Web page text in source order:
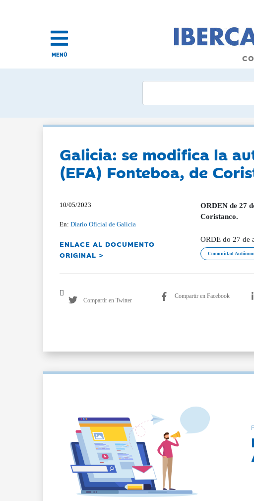
MENÚ
Galicia: se modifica la
(EFA) Fonteboa, de
10/05/2023
En:Diario Oficial de Galicia
ENLACE AL DOCUMENTO
ORIGINAL >
ORDEN de 27
Coristanco.
ORDE do 27 de
Comunidad
Compartir en Twitter
Compartir en Facebook